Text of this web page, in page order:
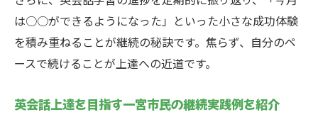
は○○ができるようになった」といった小さな成功体験
を積み重ねることが継続の秘訣です。焦らず、自分のペ
ースで続けることが上達への近道です。
英会話上達を目指す一宮市民の継続実践例を紹介